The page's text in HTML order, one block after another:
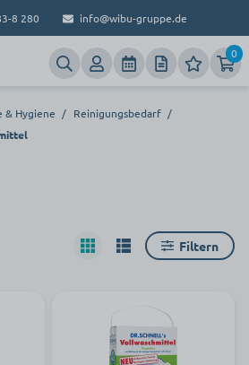
8 280 info@wibu-gruppe.de
0
& Hygiene / Reinigungsbedarf /
Filtern